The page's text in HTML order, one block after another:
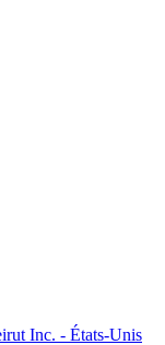
Inc. - États-Unis